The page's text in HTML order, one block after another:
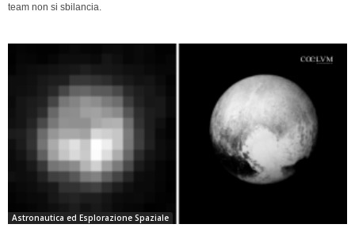
team non si sbilancia.
Astronautica ed Esplorazione Spaziale